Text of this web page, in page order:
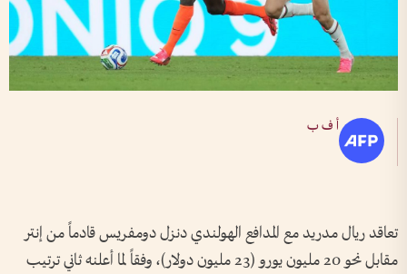
أ ف ب
تعاقد ريال مدريد مع المدافع الهولندي دنزل دومفريس قادماً من إنتر
مقابل نحو 20 مليون يورو (23 مليون دولار)، وفقاً لما أعلنه ثاني ترتيب